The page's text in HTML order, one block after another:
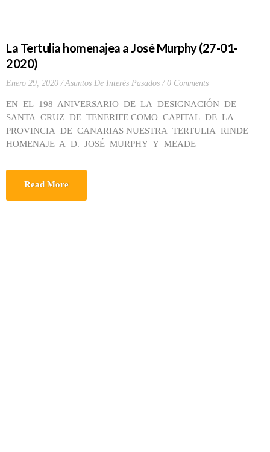
La Tertulia homenajea a José Murphy (27-01-
2020)
Enero 29, 2020 Asuntos De Interés Pasados 0 Comments
EN EL 198 ANIVERSARIO DE LA DESIGNACIÓN DE
SANTA CRUZ DE TENERIFE COMO CAPITAL DE LA
PROVINCIA DE CANARIAS NUESTRA TERTULIA RINDE
HOMENAJE A D. JOSÉ MURPHY Y MEADE
Read More